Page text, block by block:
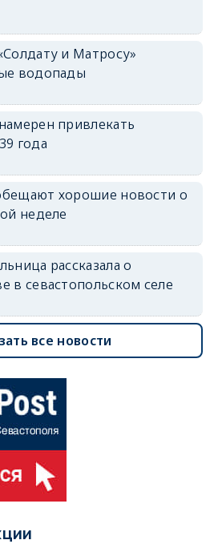
и Матросу»
водопады
привлекать
года
хорошие новости о
неделе
рассказала о
в севастопольском селе
все новости